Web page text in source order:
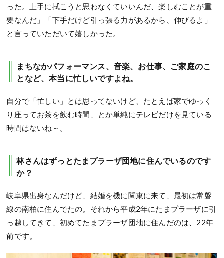
った。上手に拭こうと思わなくていいんだ、楽しむことが重
要なんだ」「下手だけど引っ張る力があるから、伸びるよ」
と言っていただいて嬉しかった。
まちなかパフォーマンス、音楽、お仕事、ご家庭のこ
となど、本当に忙しいですよね。
自分で「忙しい」とは思ってないけど、たとえば家でゆっく
り座ってお茶を飲む時間、とか単純にテレビだけを見ている
時間はないね～。
林さんはずっとたまプラーザ団地に住んでいるのです
か？
岐阜県出身なんだけど、結婚を機に関東に来て、最初は常磐
線の南柏に住んでたの。それから平成2年にたまプラーザに引
っ越してきて、初めてたまプラーザ団地に住んだのは、22年
前です。